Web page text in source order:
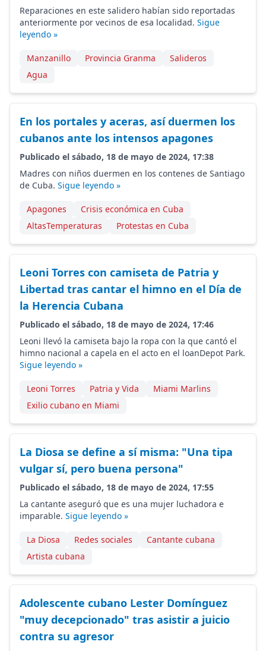
Reparaciones en este salidero habían sido reportadas
anteriormente por vecinos de esa localidad. Sigue
leyendo »
Manzanillo Provincia Granma
Salideros
Agua
En los portales y aceras, así duermen los
cubanos ante los intensos apagones
Publicado el sábado, 18 de mayo de 2024, 17:38
Madres con niños duermen en los contenes de Santiago
de Cuba. Sigue leyendo »
Apagones
Crisis económica en Cuba
AltasTemperaturas
Protestas en Cuba
Leoni Torres con camiseta de Patria y
Libertad tras cantar el himno en el Día de
la Herencia Cubana
Publicado el sábado, 18 de mayo de 2024, 17:46
Leoni llevó la camiseta bajo la ropa con la que cantó el
himno nacional a capela en el acto en el loanDepot Park.
Sigue leyendo »
Leoni Torres Patria y Vida
Miami Marlins
Exilio cubano en Miami
La Diosa se define a sí misma: "Una tipa
vulgar sí, pero buena persona"
Publicado el sábado, 18 de mayo de 2024, 17:55
La cantante aseguró que es una mujer luchadora e
imparable. Sigue leyendo »
La Diosa Redes sociales
Cantante cubana
Artista cubana
Adolescente cubano Lester Domínguez
"muy decepcionado" tras asistir a juicio
contra su agresor